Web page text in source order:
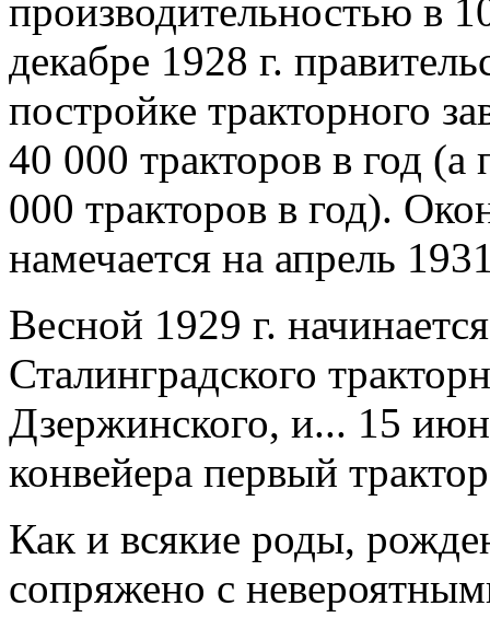
производительностью в
декабре 1928 г.
постройке тракторного
40 000 тракторов в год
000 тракторов в год).
намечается на апрель
Весной 1929 г.
Сталинградского
Дзержинского, и... 15
конвейера первый
Как и всякие роды,
сопряжено с